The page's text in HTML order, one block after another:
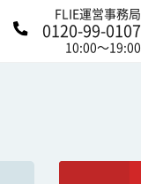
FLIE運営事務局
0120-99-0107
10:00〜19:00